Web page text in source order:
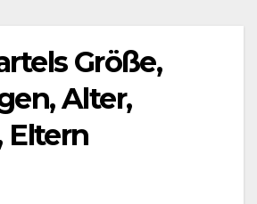
Größe,
Alter,
Eltern